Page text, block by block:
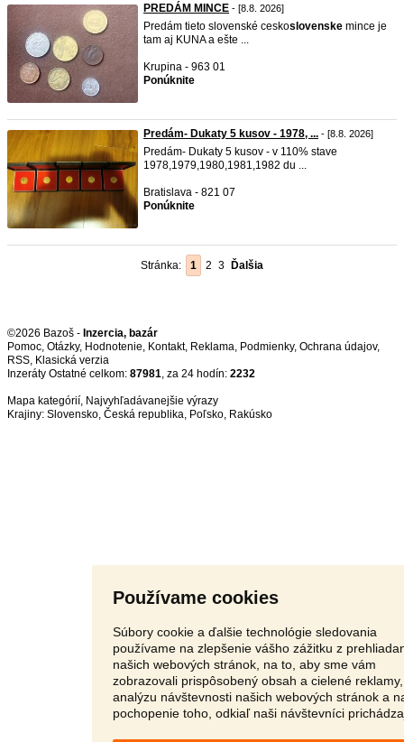
Používame cookies
Súbory cookie a ďalšie technológie sledovania
používame na zlepšenie vášho zážitku z
našich webových stránok, na to, aby sme vám
zobrazovali prispôsobený obsah a cielené
analýzu návštevnosti našich webových stránok a
pochopenie toho, odkiaľ naši návštevníci
PREDÁM MINCE - [8.8. 2026]
Predám tieto slovenské ceskoslovenske mince je
tam aj KUNA a ešte ...
Krupina - 963 01
Ponúknite
Predám- Dukaty 5 kusov - 1978, ... - [8.8. 2026]
Predám- Dukaty 5 kusov - v 110% stave
1978,1979,1980,1981,1982 du ...
Bratislava - 821 07
Ponúknite
Stránka: 1 2 3 Ďalšia
©2026 Bazoš - Inzercia, bazár
Pomoc, Otázky, Hodnotenie, Kontakt, Reklama, Podmienky, Ochrana údajov,
RSS,
Inzeráty Ostatné celkom: 87981, za 24 hodín: 2232
Mapa kategórií, Najvyhľadávanejšie výrazy
Krajiny: Slovensko, Česká republika, Poľsko, Rakúsko